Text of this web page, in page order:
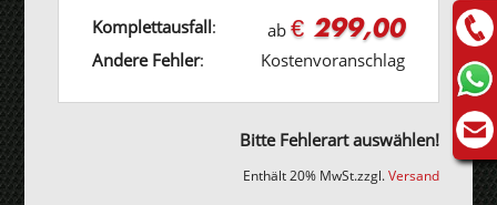
Komplettausfall: ab € 299,00
Andere Fehler: Kostenvoranschlag
Bitte Fehlerart auswählen!
Enthält 20% MwSt.zzgl.Versand